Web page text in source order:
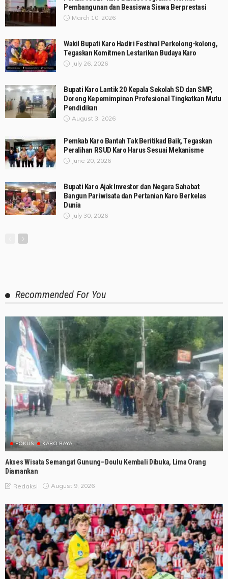
Pembangunan dan Beasiswa Siswa Berprestasi
March 10, 2026
Wakil Bupati Karo Hadiri Festival Perkolong-kolong,
Tegaskan Komitmen Lestarikan Budaya Karo
July 26, 2026
Bupati Karo Lantik 20 Kepala Sekolah SD dan SMP,
Dorong Kepemimpinan Profesional Tingkatkan Mutu
Pendidikan
August 3, 2026
Pemkab Karo Bantah Tak Beritikad Baik, Tegaskan
Peralihan RSUD Karo Harus Sesuai Mekanisme
June 20, 2026
Bupati Karo Ajak Investor dan Negara Sahabat
Bangun Pariwisata dan Pertanian Karo Berkelas
Dunia
July 30, 2026
Recommended For You
FOKUS KARO RAYA
Akses Wisata Semangat Gunung–Doulu Kembali Dibuka, Lima Orang
Diamankan
Redaksi August 9, 2026